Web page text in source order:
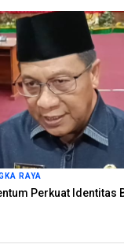
RAYA
Perkuat Identitas